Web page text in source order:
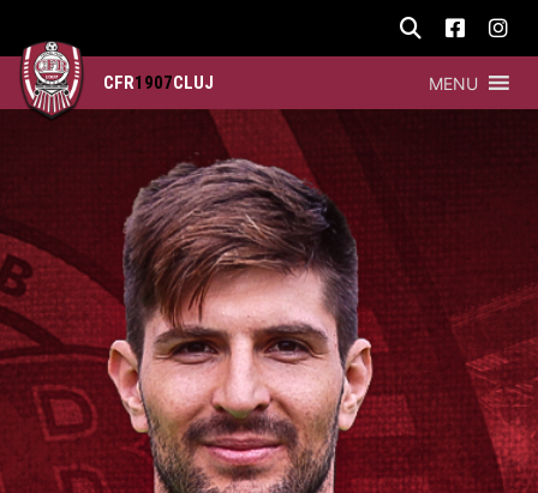
CFR1907CLUJ MENU